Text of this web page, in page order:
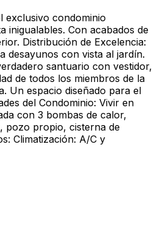
exclusivo condominio
inigualables. Con acabados de
Distribución de Excelencia:
desayunos con vista al jardín.
santuario con vestidor,
de todos los miembros de la
Un espacio diseñado para el
del Condominio: Vivir en
con 3 bombas de calor,
pozo propio, cisterna de
Climatización: A/C y